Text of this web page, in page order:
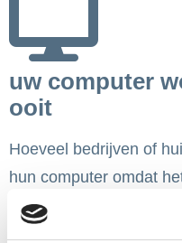
uw computer
ooit
Hoeveel bedrijven of
hun computer omdat
is geworden: dat